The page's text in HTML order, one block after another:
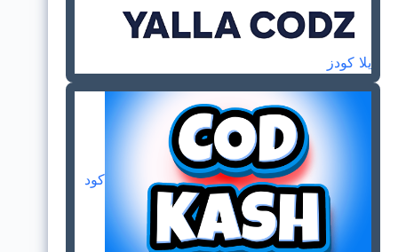
يلا كودز
كود